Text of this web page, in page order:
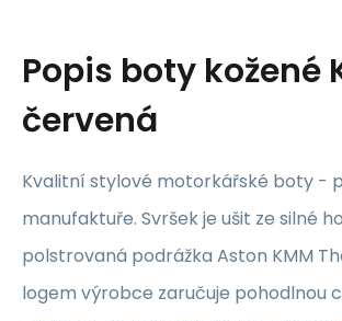
Popis boty kožené
červená
Kvalitní stylové motorkářské boty -
manufaktuře. Svršek je ušit ze silné
polstrovaná podrážka Aston KMM
logem výrobce zaručuje pohodlnou